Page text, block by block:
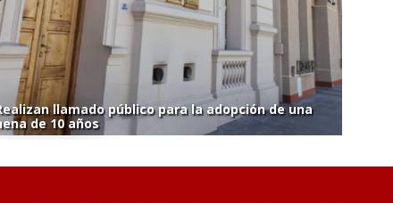
llamado público para la adopción de una
de 10 años